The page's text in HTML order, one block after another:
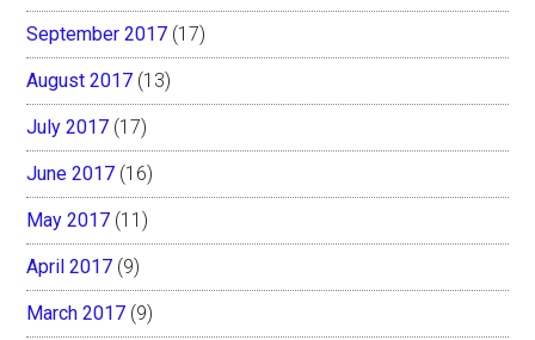
September 2017 (17)
August 2017 (13)
July 2017 (17)
June 2017 (16)
May 2017 (11)
April 2017 (9)
March 2017 (9)